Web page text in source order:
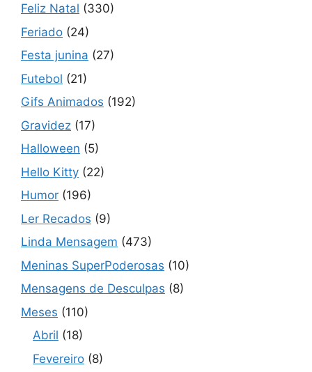
Feliz Natal (330)
Feriado (24)
Festa junina (27)
Futebol (21)
Gifs Animados (192)
Gravidez (17)
Halloween (5)
Hello Kitty (22)
Humor (196)
Ler Recados (9)
Linda Mensagem (473)
Meninas SuperPoderosas (10)
Mensagens de Desculpas (8)
Meses (110)
Abril (18)
Fevereiro (8)